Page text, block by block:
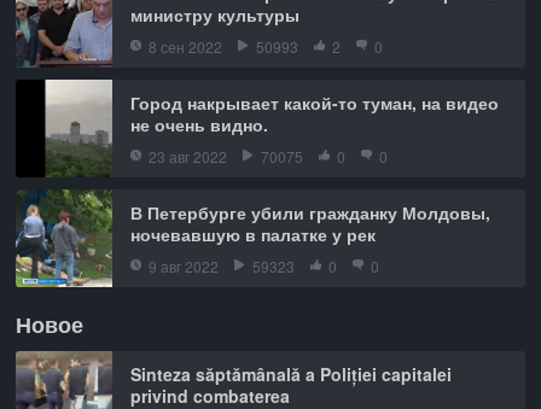
министру культуры
8 сен 2022 50993 2 0
Город накрывает какой-то туман, на видео
не очень видно.
23 авг 2022 70075 0 0
В Петербурге убили гражданку Молдовы,
ночевавшую в палатке у рек
9 авг 2022 59323 0 0
Новое
Sinteza săptămânală a Poliției capitalei
privind combaterea